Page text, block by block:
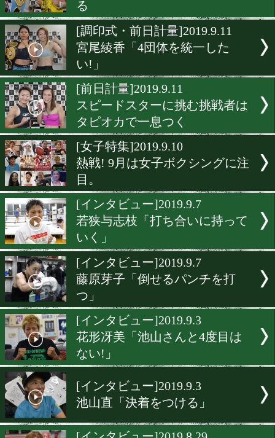
[試合後会見]2019.9.12
宮尾綾香がメキシコの実力
者と統一戦
[試合後談話]2019.9.12
松田恵里が元自衛隊ボクサ
V1戦
[調印式・前日計量
3度目の対戦、因縁に決着
る
[調印式・前日計量
宮尾綾香「4団体を統一し
い!」
[前日計量]2019.9.11
スピードスターに挑む挑戦
タピオカで一息つく
[女子特集]2019.9.10
熱戦! 9月は女子ボクシング
目。